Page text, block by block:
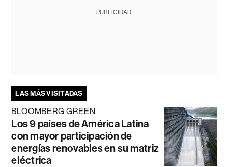
PUBLICIDAD
LAS MÁS VISITADAS
BLOOMBERG GREEN
Los 9 países de América Latina
con mayor participación de
energías renovables en su matriz
eléctrica